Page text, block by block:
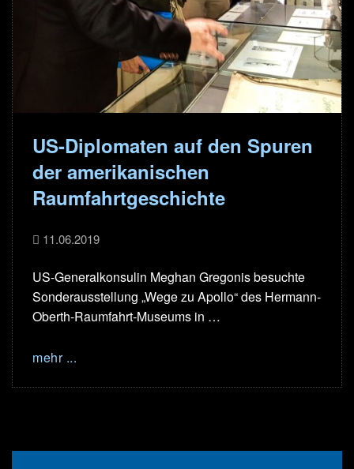
US-Diplomaten auf den Spuren
der amerikanischen
Raumfahrtgeschichte
11.06.2019
US-Generalkonsulin Meghan Gregonis besuchte
Sonderausstellung „Wege zu Apollo“ des Hermann-
Oberth-Raumfahrt-Museums in …
mehr ...